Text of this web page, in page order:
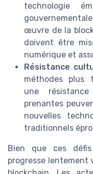
technologie
œuvre de la
doivent être
numérique et
Résistance
méthodes plus
une
prenantes
nouvelles
traditionnels
Bien que ces
progresse lentement